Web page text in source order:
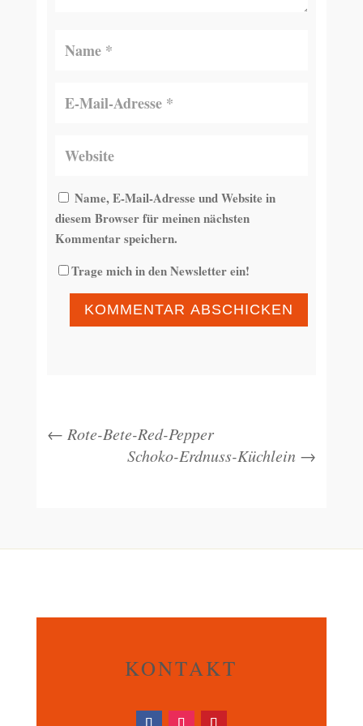
Name, E-Mail-Adresse und Website in
diesem Browser für meinen nächsten
Kommentar speichern.
Trage mich in den Newsletter ein!
KOMMENTAR ABSCHICKEN
← Rote-Bete-Red-Pepper
Schoko-Erdnuss-Küchlein→
KONTAKT